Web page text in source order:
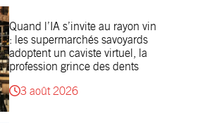
Quand l’IA s’invite au rayon vin
: les supermarchés savoyards
adoptent un caviste virtuel, la
profession grince des dents
3 août 2026